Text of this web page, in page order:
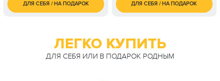
грн
ДЛЯ СЕБЯ / НА ПОДАРОК
3 500
грн
ДЛЯ СЕБЯ / НА ПОДАРОК
ЛЕГКО КУПИТЬ
ДЛЯ СЕБЯ ИЛИ В ПОДАРОК РОДНЫМ